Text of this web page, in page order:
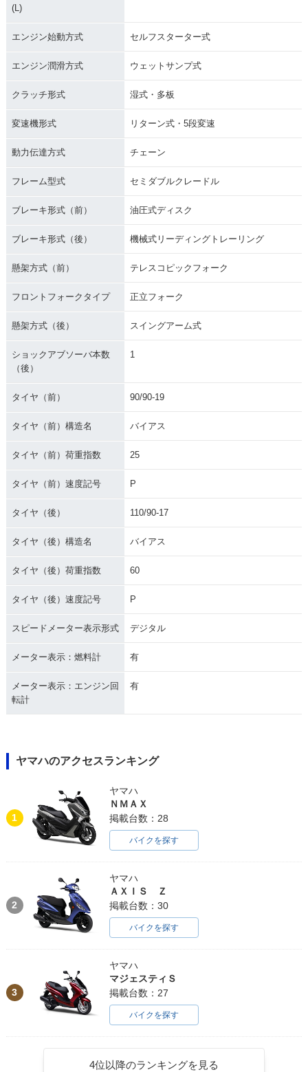
(L)
エンジン始動方式 セルフスターター式
エンジン潤滑方式 ウェットサンプ式
クラッチ形式 湿式・多板
変速機形式 リターン式・5段変速
動力伝達方式 チェーン
フレーム型式 セミダブルクレードル
ブレーキ形式（前） 油圧式ディスク
ブレーキ形式（後） 機械式リーディングトレーリング
懸架方式（前） テレスコピックフォーク
フロントフォークタイプ 正立フォーク
懸架方式（後） スイングアーム式
ショックアブソーバ本数
（後）
1
タイヤ（前） 90/90-19
タイヤ（前）構造名 バイアス
タイヤ（前）荷重指数 25
タイヤ（前）速度記号 P
タイヤ（後） 110/90-17
タイヤ（後）構造名 バイアス
タイヤ（後）荷重指数 60
タイヤ（後）速度記号 P
スピードメーター表示形式 デジタル
メーター表示：燃料計 有
メーター表示：エンジン回
転計
有
ヤマハのアクセスランキング
1
ヤマハ
ＮＭＡＸ
掲載台数：28
バイクを探す
2
ヤマハ
ＡＸＩＳ Ｚ
掲載台数：30
バイクを探す
3
ヤマハ
マジェスティＳ
掲載台数：27
バイクを探す
4位以降のランキングを見る